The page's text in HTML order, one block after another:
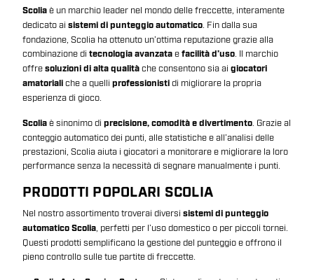
Scoliaè un marchio leader nel mondo delle freccette, interamente
dedicato ai sistemi di punteggio automatico. Fin dalla sua
fondazione, Scolia ha ottenuto un’ottima reputazione grazie alla
combinazione di tecnologia avanzataefacilità d’uso. Il marchio
offresoluzioni di alta qualitàche consentono sia ai giocatori
amatorialiche a quelli professionistidi migliorare la propria
esperienza di gioco.
Scoliaè sinonimo di precisione, comodità e divertimento. Grazie al
conteggio automatico dei punti, alle statistiche e all’analisi delle
prestazioni, Scolia aiuta i giocatori a monitorare e migliorare la loro
performance senza la necessità di segnare manualmente i punti.
PRODOTTI POPOLARI SCOLIA
Nel nostro assortimento troverai diversi sistemi di punteggio
automatico Scolia, perfetti per l’uso domestico o per piccoli tornei.
Questi prodotti semplificano la gestione del punteggio e offrono il
pieno controllo sulle tue partite di freccette.